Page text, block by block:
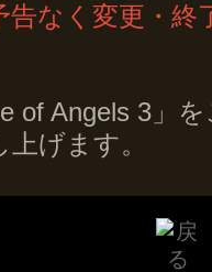
告なく変更・
of Angels 3」
げます。